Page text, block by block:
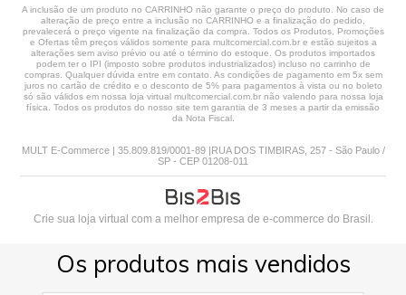
A inclusão de um produto no CARRINHO não garante o preço do produto. No caso de
alteração de preço entre a inclusão no CARRINHO e a finalização do pedido,
prevalecerá o preço vigente na finalização da compra. Todos os Produtos, Promoções
e Ofertas têm preços válidos somente para multcomercial.com.br e estão sujeitos a
alterações sem aviso prévio ou até o término do estoque. Os produtos importados
podem ter o IPI (imposto sobre produtos industrializados) incluso no carrinho de
compras. Qualquer dúvida entre em contato. As condições de pagamento em 5x sem
juros no cartão de crédito e o desconto de 5% para pagamentos à vista ou no boleto
só são válidos em nossa loja virtual multcomercial.com.br não valendo para nossa loja
física. Todos os produtos do nosso site tem garantia de 3 meses a partir da emissão
da Nota Fiscal.
MULT E-Commerce | 35.809.819/0001-89 |RUA DOS TIMBIRAS, 257 - São Paulo /
SP - CEP 01208-011
Crie sua loja virtual com a melhor empresa de e-commerce do Brasil.
Os produtos mais vendidos